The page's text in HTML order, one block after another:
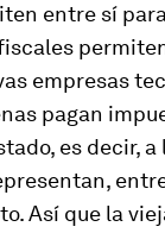
entre sí
empresas
pagan
es decir,
Así que la